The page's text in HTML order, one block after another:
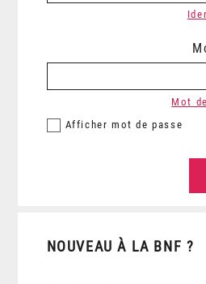
Afficher mot de passe
Mot
NOUVEAU À LA BNF ?